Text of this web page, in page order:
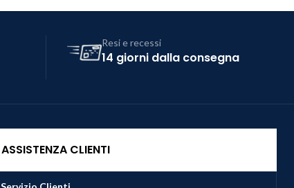
Resi e recessi
14 giorni dalla consegna
ASSISTENZA CLIENTI